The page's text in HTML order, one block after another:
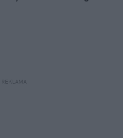
REKLAMA